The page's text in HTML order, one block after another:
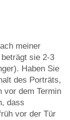
meiner
sie 2-3
Haben Sie
des Porträts,
vor dem Termin
dass
vor der Tür